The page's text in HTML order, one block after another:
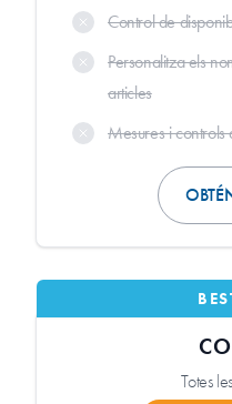
Control de
Personalitza els
articles
Mesures i controls
Totes